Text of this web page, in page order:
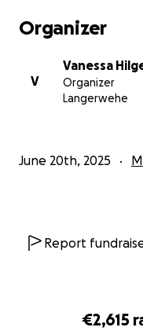
€2,615
Organizer
V
Vanessa
Organizer
Langerwehe
June 20th, 2025
Report